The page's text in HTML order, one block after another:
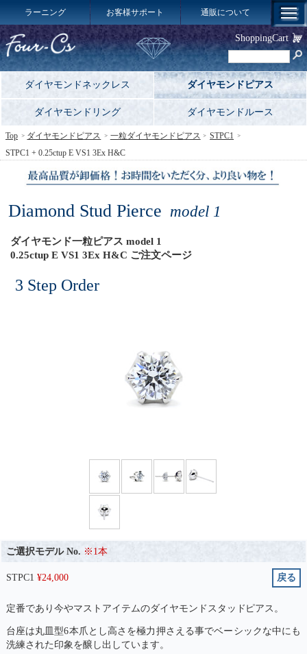
ラーニング お客様サポート 通販について
ダイヤモンドネックレス ダイヤモンドピアス
ダイヤモンドリング ダイヤモンドルース
Diamond Stud Pierce model 1
ダイヤモンド一粒ピアス model 1
0.25ctup E VS1 3Ex H&C ご注文ページ
3 Step Order
ご選択モデル No. ※1本
STPC1 ¥24,000 戻る
定番であり今やマストアイテムのダイヤモンドスタッドピアス。
台座は丸皿型6本爪とし高さを極力押さえる事でベーシックな中にも
洗練された印象を醸し出しています。
Top ダイヤモンドピアス 一粒ダイヤモンドピアス
STPC1
STPC1 + 0.25ctup E VS1 3Ex H&C
ShoppingCart